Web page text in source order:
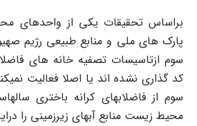
براساس تحقیقات یکی از واحدهای
پارک های ملی و منابع طبیعی رژیم
سوم ازتاسیسات تصفیه خانه های
کد گذاری نشده اند یا اصلا فعالیت
سوم از فاضلابهای کرانه باختری
محیط زیست منابع آبهای زیرزمینی را